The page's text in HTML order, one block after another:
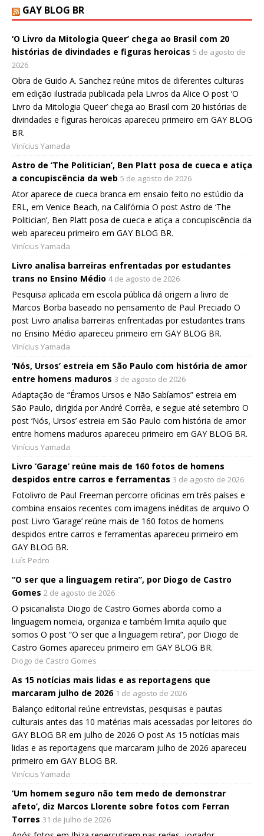
GAY BLOG BR
‘O Livro da Mitologia Queer’ chega ao Brasil com 20
histórias de divindades e figuras heroicas 5 de agosto de
2026
Obra de Guido A. Sanchez reúne mitos de diferentes culturas
em edição ilustrada publicada pela Livros da Alice O post ‘O
Livro da Mitologia Queer’ chega ao Brasil com 20 histórias de
divindades e figuras heroicas apareceu primeiro em GAY BLOG
BR.
Vinícius Yamada
Astro de ‘The Politician’, Ben Platt posa de cueca e atiça
a concupiscência da web 5 de agosto de 2026
Ator aparece de cueca branca em ensaio feito no estúdio da
ERL, em Venice Beach, na Califórnia O post Astro de ‘The
Politician’, Ben Platt posa de cueca e atiça a concupiscência da
web apareceu primeiro em GAY BLOG BR.
Vinícius Yamada
Livro analisa barreiras enfrentadas por estudantes
trans no Ensino Médio 4 de agosto de 2026
Pesquisa aplicada em escola pública dá origem a livro de
Marcos Borba baseado no pensamento de Paul Preciado O
post Livro analisa barreiras enfrentadas por estudantes trans
no Ensino Médio apareceu primeiro em GAY BLOG BR.
Vinícius Yamada
‘Nós, Ursos’ estreia em São Paulo com história de amor
entre homens maduros 3 de agosto de 2026
Adaptação de “Éramos Ursos e Não Sabíamos” estreia em
São Paulo, dirigida por André Corrêa, e segue até setembro O
post ‘Nós, Ursos’ estreia em São Paulo com história de amor
entre homens maduros apareceu primeiro em GAY BLOG BR.
Vinícius Yamada
Livro ‘Garage’ reúne mais de 160 fotos de homens
despidos entre carros e ferramentas 3 de agosto de 2026
Fotolivro de Paul Freeman percorre oficinas em três países e
combina ensaios recentes com imagens inéditas de arquivo O
post Livro ‘Garage’ reúne mais de 160 fotos de homens
despidos entre carros e ferramentas apareceu primeiro em
GAY BLOG BR.
Luís Pedro
“O ser que a linguagem retira”, por Diogo de Castro
Gomes 2 de agosto de 2026
O psicanalista Diogo de Castro Gomes aborda como a
linguagem nomeia, organiza e também limita aquilo que
somos O post “O ser que a linguagem retira”, por Diogo de
Castro Gomes apareceu primeiro em GAY BLOG BR.
Diogo de Castro Gomes
As 15 notícias mais lidas e as reportagens que
marcaram julho de 2026 1 de agosto de 2026
Balanço editorial reúne entrevistas, pesquisas e pautas
culturais antes das 10 matérias mais acessadas por leitores do
GAY BLOG BR em julho de 2026 O post As 15 notícias mais
lidas e as reportagens que marcaram julho de 2026 apareceu
primeiro em GAY BLOG BR.
Vinícius Yamada
‘Um homem seguro não tem medo de demonstrar
afeto’, diz Marcos Llorente sobre fotos com Ferran
Torres 31 de julho de 2026